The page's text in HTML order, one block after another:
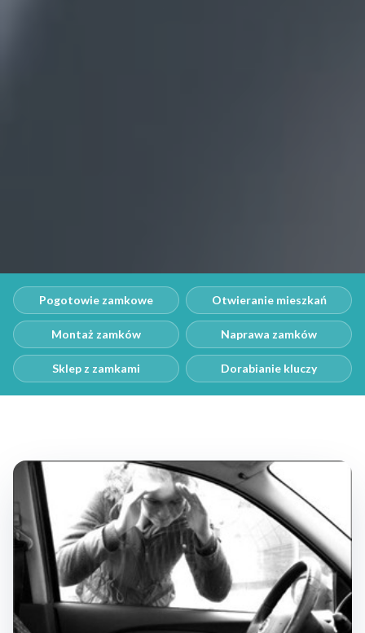
Pogotowie zamkowe Otwieranie mieszkań
Montaż zamków Naprawa zamków
Sklep z zamkami Dorabianie kluczy